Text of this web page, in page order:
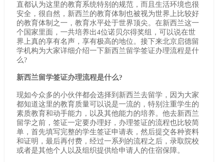
直都认为这里的教育系统特别的规范，而且生活环境也很
安全，很自然，新西兰的教育体制也被视为世界上比较好
的教育体制之一，教育水平处于世界顶尖。在新西兰这一
个国家里面，一共培养出4位诺贝尔得奖组，可以说在世
界上真的享有名声，享有极高的地位。接下来北京启德留
学机构为大家详细介绍一下新西兰留学签证办理流程是什
么?
新西兰留学签证办理流程是什么?
现如今众多的小伙伴都会选择到新西兰去留学，因为大家
都知道这里的教育质量可以说是一流的，特别注重学生的
素质教育和动手能力，以及其他能力的培养。他去新西兰
留学之前，签证一定要办理好，办理签证的流程也比较简
单，首先填写完整的学生签证申请表，然后提交各种资料
和证明，最后再付费，经过一系列的流程之后，录取院校
或者是其他个人以及组织提供给申请人的住宿保障。